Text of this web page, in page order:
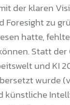
der klaren
zu
hatte,
Statt
und KI
wurde
künstliche